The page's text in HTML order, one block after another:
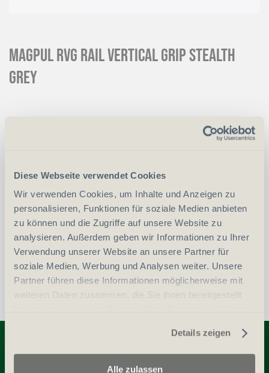
Diese Webseite verwendet Cookies
Wir verwenden Cookies, um Inhalte und Anzeigen zu
personalisieren, Funktionen für soziale Medien anbieten
zu können und die Zugriffe auf unsere Website zu
analysieren. Außerdem geben wir Informationen zu Ihrer
Verwendung unserer Website an unsere Partner für
soziale Medien, Werbung und Analysen weiter. Unsere
Partner führen diese Informationen möglicherweise mit
weiteren Daten zusammen, die Sie ihnen bereitgestellt
Details zeigen
Alle zulassen
Magpul RVG Rail Vertical Grip Stealth
Grey
Art.60522
vergleichen
Anzahl Stück
In den Warenkorb
Entdecken Sie weitere Produkte